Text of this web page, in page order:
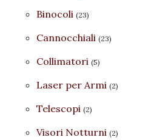
Binocoli (23)
Cannocchiali (23)
Collimatori (5)
Laser per Armi (2)
Telescopi (2)
Visori Notturni (2)